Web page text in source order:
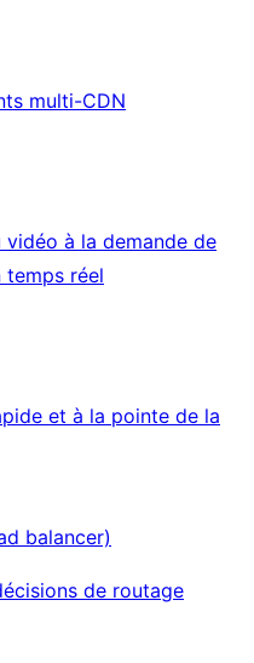
multi-CDN
à la demande de
temps réel
et à la pointe de la
balancer)
de routage